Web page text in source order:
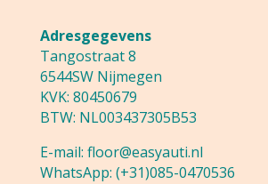
Adresgegevens
Tangostraat 8
6544SW Nijmegen
KVK: 80450679
BTW: NL003437305B53
E-mail: floor@easyauti.nl
WhatsApp: (+31)085-0470536